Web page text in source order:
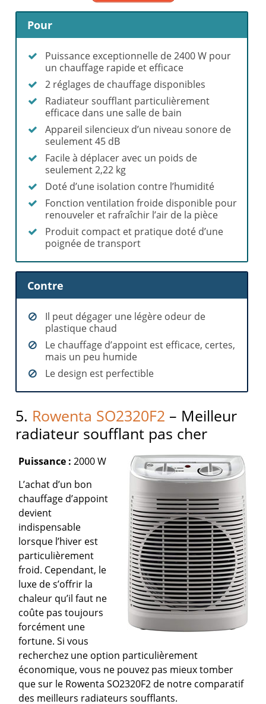
Pour
Puissance exceptionnelle de 2400 W pour
un chauffage rapide et efficace
2 réglages de chauffage disponibles
Radiateur soufflant particulièrement
efficace dans une salle de bain
Appareil silencieux d’un niveau sonore de
seulement 45 dB
Facile à déplacer avec un poids de
seulement 2,22 kg
Doté d’une isolation contre l’humidité
Fonction ventilation froide disponible pour
renouveler et rafraîchir l’air de la pièce
Produit compact et pratique doté d’une
poignée de transport
Contre
Il peut dégager une légère odeur de
plastique chaud
Le chauffage d’appoint est efficace, certes,
mais un peu humide
Le design est perfectible
5. Rowenta SO2320F2 – Meilleur
radiateur soufflant pas cher
Puissance : 2000 W
L’achat d’un bon
chauffage d’appoint
devient
indispensable
lorsque l’hiver est
particulièrement
froid. Cependant, le
luxe de s’offrir la
chaleur qu’il faut ne
coûte pas toujours
forcément une
fortune. Si vous
recherchez une option particulièrement
économique, vous ne pouvez pas mieux tomber
que sur le Rowenta SO2320F2 de notre comparatif
des meilleurs radiateurs soufflants.